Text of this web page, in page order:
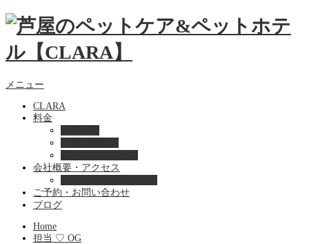
メニュー
CLARA
料金
会社概要・アクセス
ご予約・お問い合わせ
ブログ
Home
担当 ♡ OG